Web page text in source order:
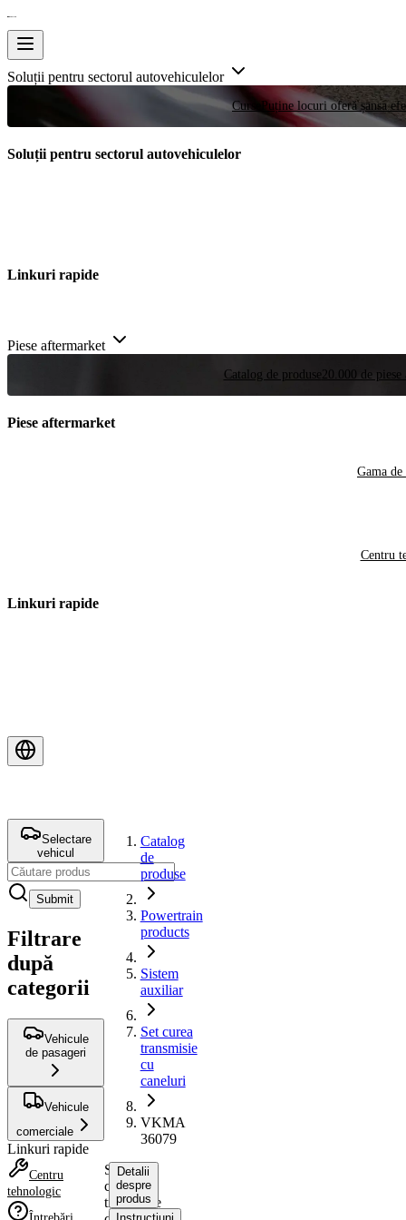
Soluții pentru sectorul autovehiculelor
Curse Puține locuri oferă șansa
Soluții pentru sectorul autovehiculelor
Linkuri rapide
Piese aftermarket
Catalog de produse 20.000 de
Piese aftermarket
Gama de
Centru
Linkuri rapide
Selectare
vehicul
Submit
Filtrare
după
categorii
Vehicule
de pasageri
Vehicule
comerciale
Linkuri rapide
Centru
tehnologic
Catalog
de
produse
Powertrain
products
Sistem
auxiliar
Set curea
transmisie
cu
caneluri
VKMA
36079
Set
curea
transmisie
Detalii
despre
produs